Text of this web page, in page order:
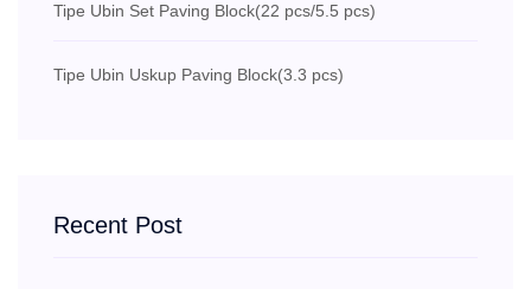
Tipe Ubin Set Paving Block(22 pcs/5.5 pcs)
Tipe Ubin Uskup Paving Block(3.3 pcs)
Recent Post